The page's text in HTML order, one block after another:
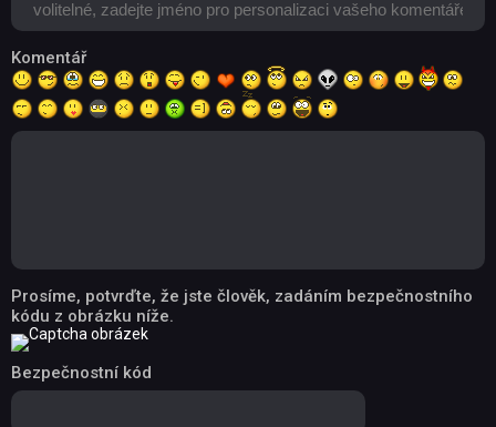
Komentář
Prosíme, potvrďte, že jste člověk, zadáním bezpečnostního
kódu z obrázku níže.
Bezpečnostní kód